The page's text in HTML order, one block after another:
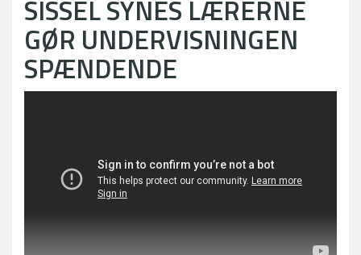
SISSEL SYNES LÆRERNE
GØR UNDERVISNINGEN
SPÆNDENDE